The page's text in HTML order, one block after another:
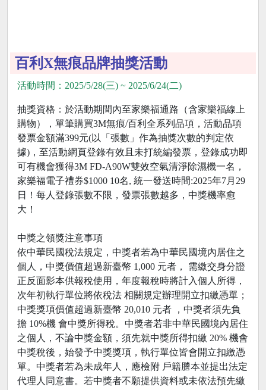
百利X無痕品牌抽獎活動
活動時間：2025/5/28(三) ~ 2025/6/24(二)
抽獎資格：於活動期間內至家樂福通路（含家樂福線上
購物），單筆購買3M無痕/百利全系列品項，活動品項
發票金額滿399元(以「張數」作為抽獎次數的判定依
據)，至活動網頁登錄有效且未打統編發票，登錄成功即
可有機會獲得3M FD-A90W雙效空氣清淨除濕機一名，
家樂福電子禮券$1000 10名, 統一發送時間:2025年7月29
日！每人登錄張數不限，發票張數越多，中獎機率愈
大！
中獎之領獎注意事項
依中華民國稅法規定，中獎者若為中華民國境內居住之
個人，中獎價值超過新臺幣 1,000 元者， 需繳交身分證
正反面影本供報稅使用，年度報稅時將計入個人所得，
次年初執行單位將依稅法 相關規定辦理開立扣繳憑單；
中獎獎項價值超過新臺幣 20,010 元者 ，中獎者須先負
擔 10%機 會中獎所得稅。中獎者若非中華民國境內居住
之個人，不論中獎金額，須先就中獎所得扣繳 20% 機會
中獎稅後，始發予中獎獎項，執行單位皆會開立扣繳憑
單。中獎者若為未成年人，應檢附 戶籍謄本並提出法定
代理人同意書。若中獎者不願提供資料或未依法預先繳